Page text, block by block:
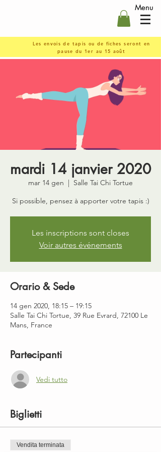
Menu
Les envois de tapis ou de fiches seront en
pause du 1er au 15 août
mardi 14 janvier 2020
mar 14 gen
  |
Salle Tai Chi Tortue
Si possible, pensez à apporter votre tapis :)
Les inscriptions sont closes
Voir autres événements
Orario & Sede
14 gen 2020, 18:15 – 19:15
Salle Tai Chi Tortue, 39 Rue Evrard, 72100 Le
Mans, France
Partecipanti
Vedi tutto
Biglietti
Vendita terminata